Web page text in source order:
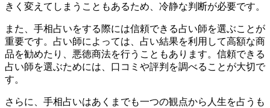
きく変えてしまうこともあるため、冷静な判断が必要です。
また、手相占いをする際には信頼できる占い師を選ぶことが
重要です。占い師によっては、占い結果を利用して高額な商
品を勧めたり、悪徳商法を行うこともあります。信頼できる
占い師を選ぶためには、口コミや評判を調べることが大切で
す。
さらに、手相占いはあくまでも一つの観点から人生を占うも